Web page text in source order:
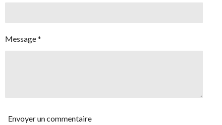
Message *
Envoyer un commentaire